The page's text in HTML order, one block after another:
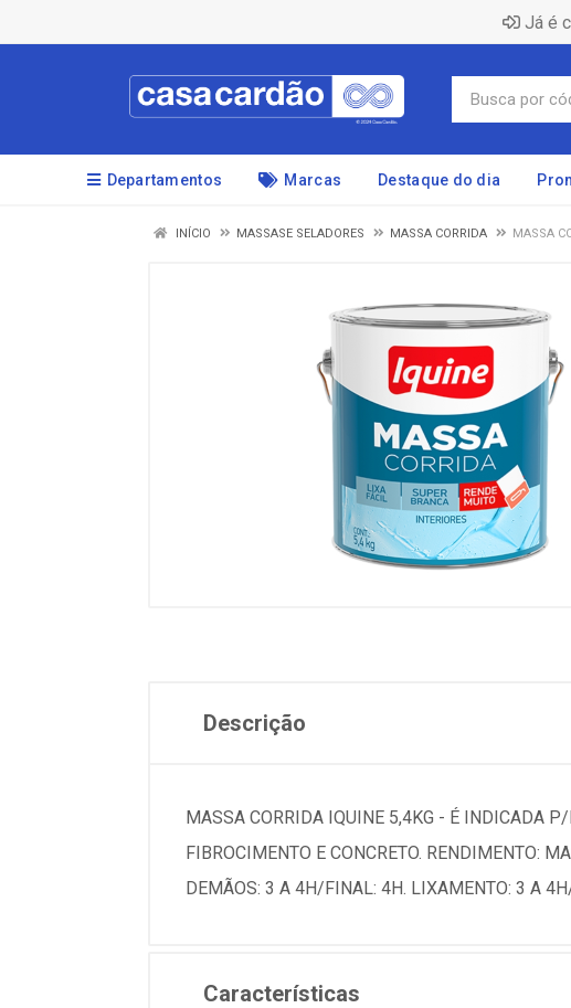
Já é
Departamentos Marcas Destaque do dia
INÍCIO MASSASE SELADORES MASSA CORRIDA MASSA
Descrição
MASSA CORRIDA IQUINE 5,4KG - É INDICADA
FIBROCIMENTO E CONCRETO. RENDIMENTO:
DEMÃOS: 3 A 4H/FINAL: 4H. LIXAMENTO: 3 A
Características